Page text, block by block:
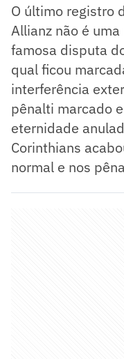
O último registro
Allianz não é
famosa disputa
qual ficou
interferência
pênalti marcado
eternidade
Corinthians
normal e nos